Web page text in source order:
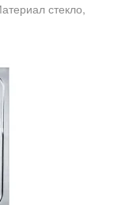
стекло,